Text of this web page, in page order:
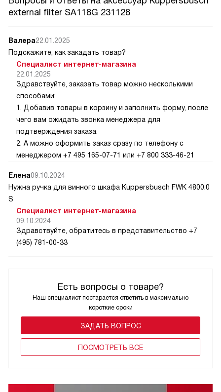
external filter SA118G 231128
Есть вопросы о товаре?
Наш специалист постарается ответить в максимально
короткие сроки
ЗАДАТЬ ВОПРОС
ПОCМОТРЕТЬ ВСЕ
Валера22.01.2025
Подскажите, как закадать товар?
Специалист интернет-магазина
22.01.2025
Здравствуйте, заказать товар можно несколькими
способами:
1. Добавив товары в корзину и заполнить форму, после
чего вам ожидать звонка менеджера для
подтверждения заказа.
2. А можно оформить заказ сразу по телефону с
менеджером +7 495 165-07-71 или +7 800 333-46-21
Елена09.10.2024
Нужна ручка для винного шкафа Kuppersbusch FWK 4800.0
S
Специалист интернет-магазина
09.10.2024
Здравствуйте, обратитесь в представительство +7
(495) 781-00-33